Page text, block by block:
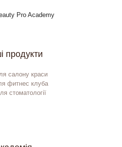
Pro Academy
продукти
салону краси
фитнес клуба
стоматології